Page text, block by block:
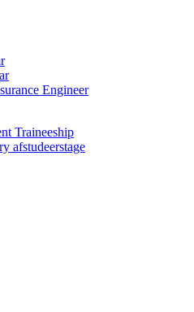
Engineer
Traineeship
afstudeerstage